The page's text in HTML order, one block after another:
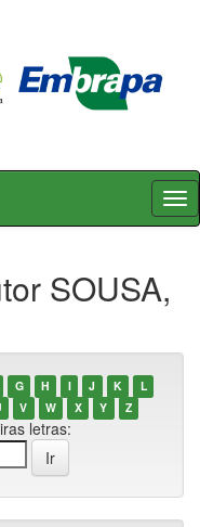
SOUSA,
G H I J K
L
V W X Y Z
letras: